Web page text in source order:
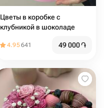
Цветы в коробке с
клубникой в шоколаде
4.95641 49 000֏